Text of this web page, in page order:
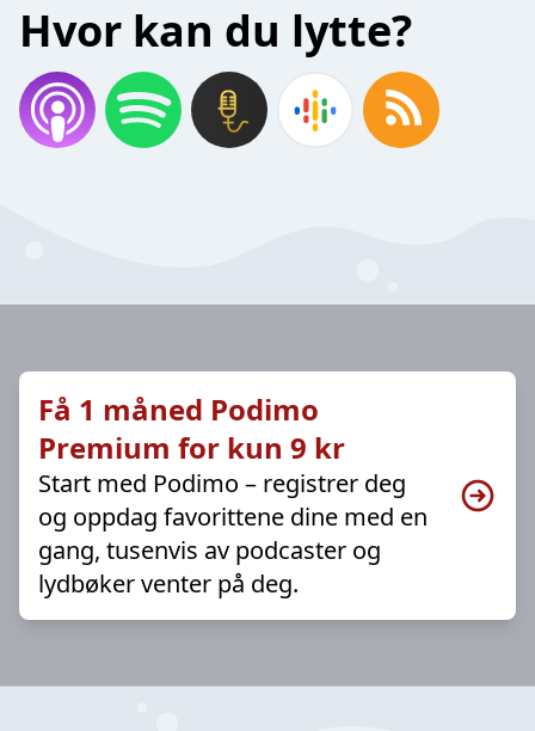
Hvor kan du lytte?
Få 1 måned Podimo
Premium for kun 9 kr
Start med Podimo – registrer deg
og oppdag favorittene dine med en
gang, tusenvis av podcaster og
lydbøker venter på deg.